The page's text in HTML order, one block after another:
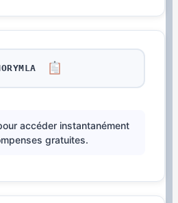
accéder instantanément
gratuites.